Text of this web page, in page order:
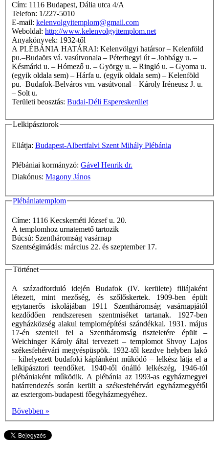
Cím: 1116 Budapest, Dália utca 4/A
Telefon: 1/227-5010
E-mail: kelenvolgyitemplom@gmail.com
Weboldal: http://www.kelenvolgyitemplom.net
Anyakönyvek: 1932-től
A PLÉBÁNIA HATÁRAI: Kelenvölgyi határsor – Kelenföld
pu.–Budaörs vá. vasútvonala – Péterhegyi út – Jobbágy u. –
Késmárki u. – Hómező u. – György u. – Ringló u. – Gyoma u.
(egyik oldala sem) – Hárfa u. (egyik oldala sem) – Kelenföld
pu.–Budafok-Belváros vm. vasútvonal – Károly Iréneusz J. u.
– Solt u.
Területi beosztás: Budai-Déli Espereskerület
Lelkipásztorok
Ellátja: Budapest-Albertfalvi Szent Mihály Plébánia
Plébániai kormányzó: Gável Henrik dr.
Diakónus: Magony János
Plébániatemplom
Címe: 1116 Kecskeméti József u. 20.
A templomhoz urnatemető tartozik
Búcsú: Szentháromság vasárnap
Szentségimádás: március 22. és szeptember 17.
Történet
A századforduló idején Budafok (IV. kerülete) filiájaként
létezett, mint mezőség, és szőlőskertek. 1909-ben épült
egytanerős iskolájában 1911 Szentháromság vasárnapjától
kezdődően rendszeresen szentmiséket tartanak. 1927-ben
egyházközség alakul templomépítési szándékkal. 1931. május
17-én szenteli fel a Szentháromság tiszteletére épült –
Weichinger Károly által tervezett – templomot Shvoy Lajos
székesfehérvári megyéspüspök. 1932-től kezdve helyben lakó
– kihelyezett budafoki káplánként működő – lelkész látja el a
lelkipásztori teendőket. 1940-től önálló lelkészég, 1946-tól
plébániaként működik. A plébánia az 1993-as egyházmegyei
határrendezés során került a székesfehérvári egyházmegyétől
az esztergom-budapesti főegyházmegyéhez.
Bővebben »